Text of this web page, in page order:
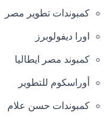
كمبوندات تطوير مصر
اورا ديفولوبرز
كمبوند مصر ايطاليا
أوراسكوم للتطوير
كمبوندات حسن علام